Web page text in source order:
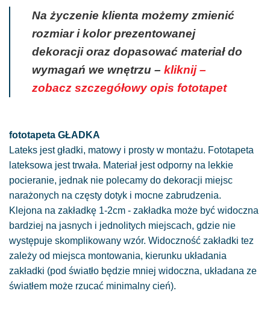
Na życzenie klienta możemy zmienić
rozmiar i kolor prezentowanej
dekoracji oraz dopasować materiał do
wymagań we wnętrzu – kliknij –
zobacz szczegółowy opis fototapet
fototapeta GŁADKA
Lateks jest gładki, matowy i prosty w montażu. Fototapeta
lateksowa jest trwała. Materiał jest odporny na lekkie
pocieranie, jednak nie polecamy do dekoracji miejsc
narażonych na częsty dotyk i mocne zabrudzenia.
Klejona na zakładkę 1-2cm - zakładka może być widoczna
bardziej na jasnych i jednolitych miejscach, gdzie nie
występuje skomplikowany wzór. Widoczność zakładki tez
zależy od miejsca montowania, kierunku układania
zakładki (pod światło będzie mniej widoczna, układana ze
światłem może rzucać minimalny cień).